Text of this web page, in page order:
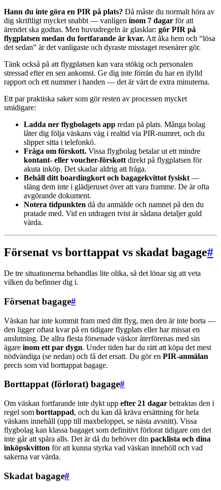
Hann du inte göra en PIR på plats? Då måste du normalt höra av
dig skriftligt mycket snabbt — vanligen inom 7 dagar för att
ärendet ska godtas. Men huvudregeln är glasklar: gör PIR på
flygplatsen medan du fortfarande är kvar.Att åka hem och “lösa
det sedan” är det vanligaste och dyraste misstaget resenärer gör.
Tänk också på att flygplatsen kan vara stökig och personalen
stressad efter en sen ankomst. Ge dig inte förrän du har en ifylld
rapport och ett nummer i handen — det är värt de extra minuterna.
Ett par praktiska saker som gör resten av processen mycket
smidigare:
Ladda ner flygbolagets app redan på plats. Många bolag
låter dig följa väskans väg i realtid via PIR-numret, och du
slipper sitta i telefonkö.
Fråga om förskott. Vissa flygbolag betalar ut ett mindre
kontant- eller voucher-förskottdirekt på flygplatsen för
akuta inköp. Det skadar aldrig att fråga.
Behåll ditt boardingkort och bagagekvittot fysiskt—
släng dem inte i glädjeruset över att vara framme. De är ofta
avgörande dokument.
Notera tidpunkten då du anmälde och namnet på den du
pratade med. Vid en utdragen tvist är sådana detaljer guld
värda.
Försenat vs borttappat vs skadat bagage#
De tre situationerna behandlas lite olika, så det lönar sig att veta
vilken du befinner dig i.
Försenat bagage#
Väskan har inte kommit fram med ditt flyg, men den är inte borta —
den ligger oftast kvar på en tidigare flygplats eller har missat en
anslutning. De allra flesta försenade väskor återförenas med sin
ägare inom ett par dygn. Under tiden har du rätt att köpa det mest
nödvändiga (se nedan) och få det ersatt. Du gör en PIR-anmälan
precis som vid borttappat bagage.
Borttappat (förlorat) bagage#
Om väskan fortfarande inte dykt upp efter 21 dagar betraktas den i
regel som borttappad, och du kan då kräva ersättning för hela
väskans innehåll (upp till maxbeloppet, se nästa avsnitt). Vissa
flygbolag kan klassa bagaget som definitivt förlorat tidigare om det
inte går att spåra alls. Det är då du behöver din packlista och dina
inköpskvitton för att kunna styrka vad väskan innehöll och vad
sakerna var värda.
Skadat bagage#